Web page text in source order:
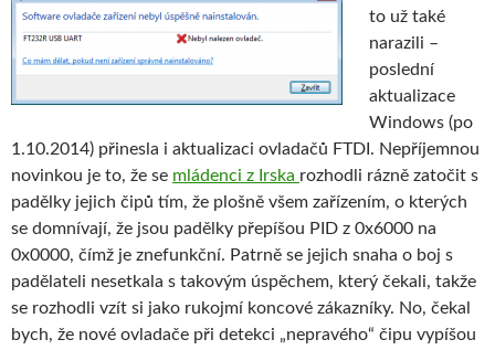
to už také
narazili –
poslední
aktualizace
Windows (po
1.10.2014) přinesla i aktualizaci ovladačů FTDI. Nepříjemnou
novinkou je to, že se mládenci z Irska rozhodli rázně zatočit s
padělky jejich čipů tím, že plošně všem zařízením, o kterých
se domnívají, že jsou padělky přepíšou PID z 0x6000 na
0x0000, čímž je znefunkční. Patrně se jejich snaha o boj s
padělateli nesetkala s takovým úspěchem, který čekali, takže
se rozhodli vzít si jako rukojmí koncové zákazníky. No, čekal
bych, že nové ovladače při detekci „nepravého“ čipu vypíšou